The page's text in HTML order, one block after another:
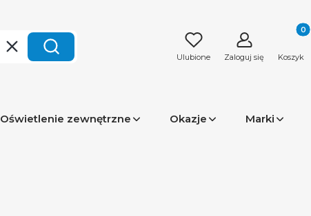
WyczyśćSzukaj Ulubione Zaloguj się Koszyk
Oświetlenie zewnętrzne Okazje Marki